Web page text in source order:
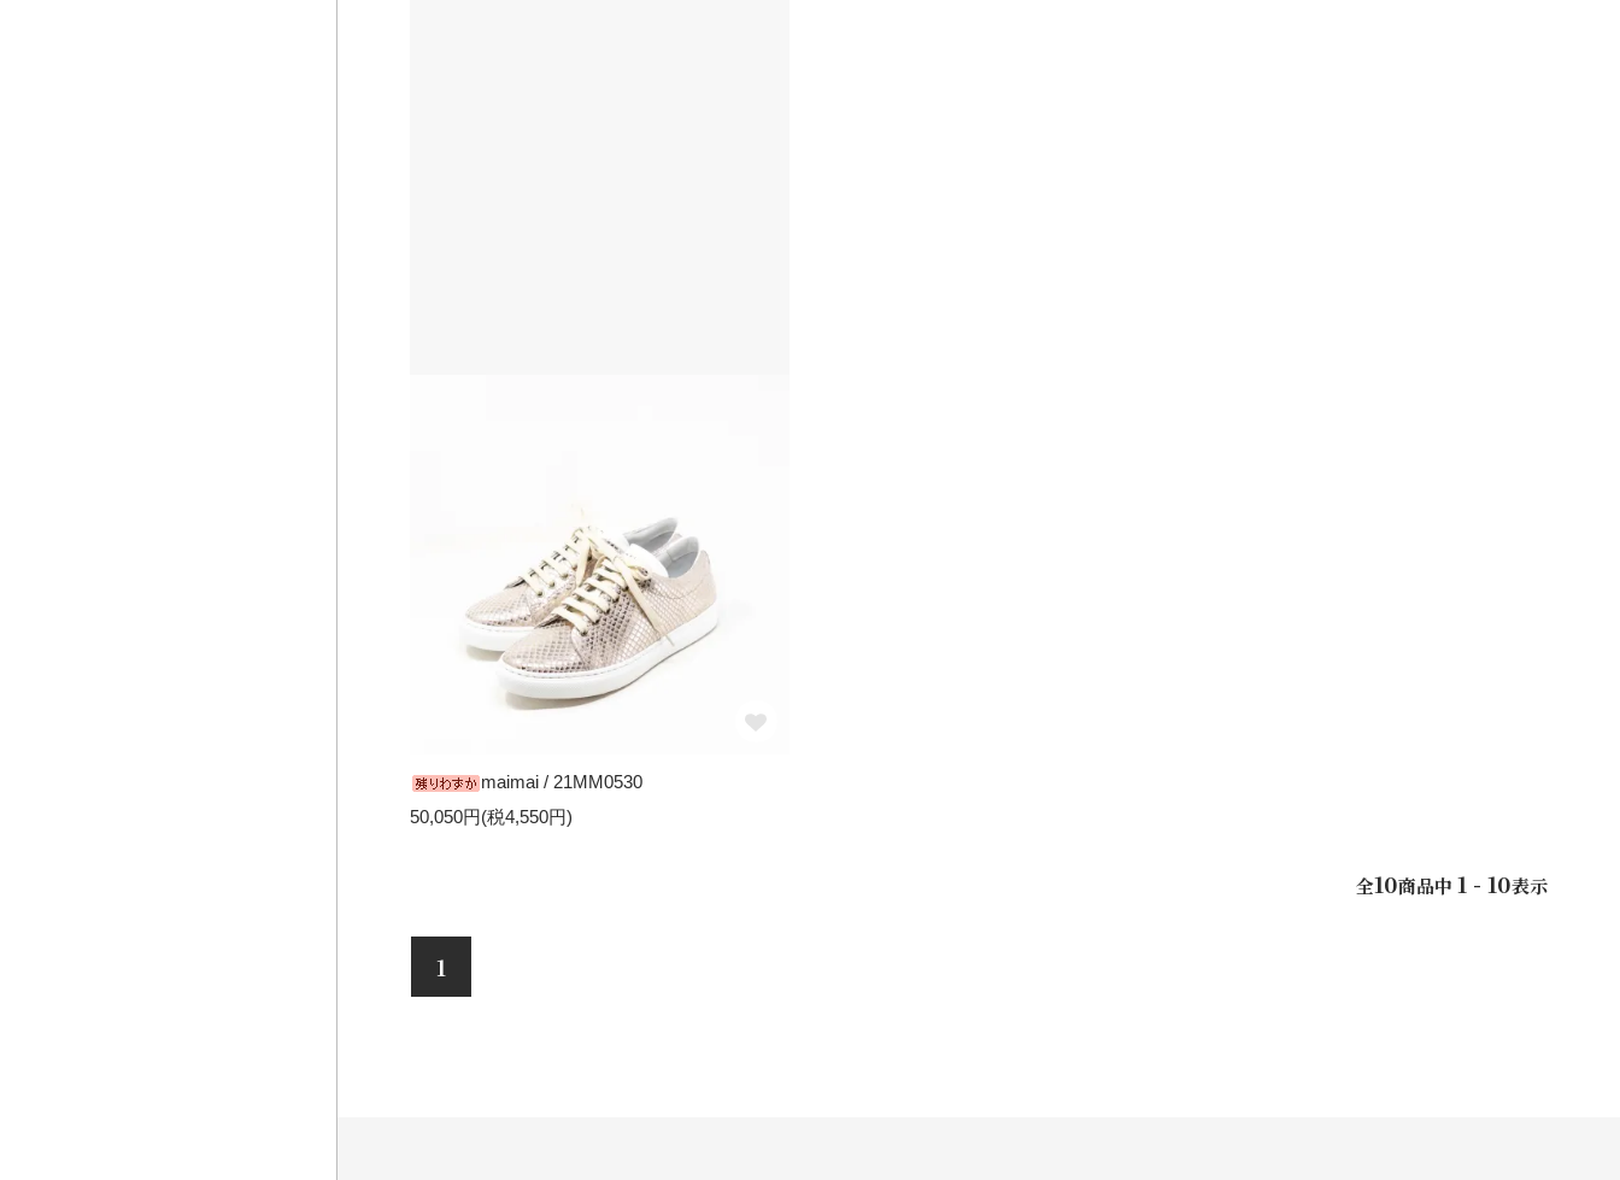
maimai / 21MM0530
50,050円(税4,550円)
全10商品中 1 - 10表示
1